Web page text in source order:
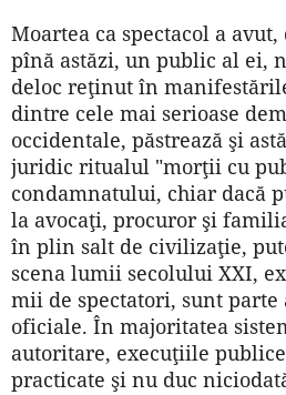
Moartea ca spectacol a
pînă astăzi, un public al ei,
deloc reţinut în
dintre cele mai serioase
occidentale, păstrează şi
juridic ritualul "morţii cu
condamnatului, chiar dacă
la avocaţi, procuror şi
în plin salt de civilizaţie,
scena lumii secolului XXI,
mii de spectatori, sunt
oficiale. În majoritatea
autoritare, execuţiile
practicate şi nu duc